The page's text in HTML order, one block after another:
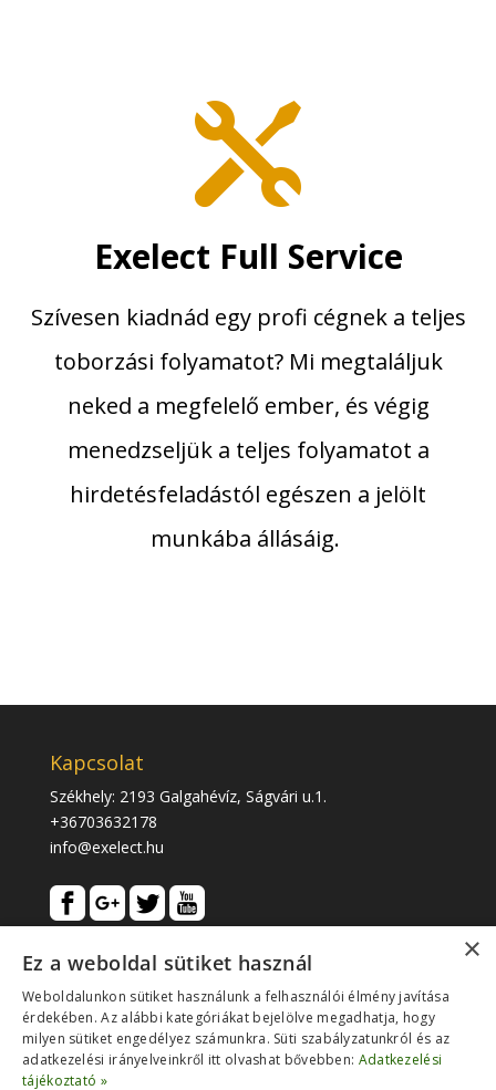

Exelect Full Service
Szívesen kiadnád egy profi cégnek a teljes
toborzási folyamatot? Mi megtaláljuk
neked a megfelelő ember, és végig
menedzseljük a teljes folyamatot a
hirdetésfeladástól egészen a jelölt
munkába állásáig.
Kapcsolat
Székhely: 2193 Galgahévíz, Ságvári u.1.
+36703632178
info@exelect.hu
×
Ez a weboldal sütiket használ
Weboldalunkon sütiket használunk a felhasználói élmény javítása
érdekében. Az alábbi kategóriákat bejelölve megadhatja, hogy
milyen sütiket engedélyez számunkra. Süti szabályzatunkról és az
adatkezelési irányelveinkről itt olvashat bővebben: Adatkezelési
tájékoztató »